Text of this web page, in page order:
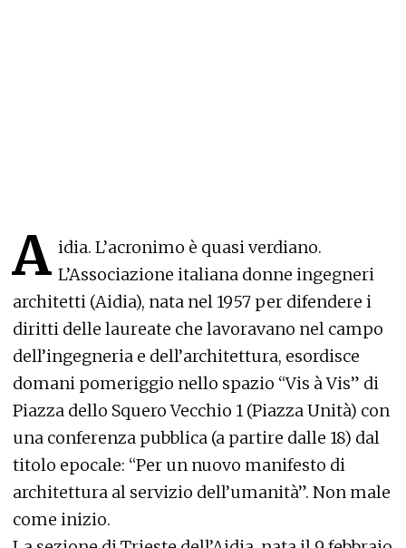
A idia. L’acronimo è quasi verdiano.
L’Associazione italiana donne ingegneri
architetti (Aidia), nata nel 1957 per difendere i
diritti delle laureate che lavoravano nel campo
dell’ingegneria e dell’architettura, esordisce
domani pomeriggio nello spazio “Vis à Vis” di
Piazza dello Squero Vecchio 1 (Piazza Unità) con
una conferenza pubblica (a partire dalle 18) dal
titolo epocale: “Per un nuovo manifesto di
architettura al servizio dell’umanità”. Non male
come inizio.